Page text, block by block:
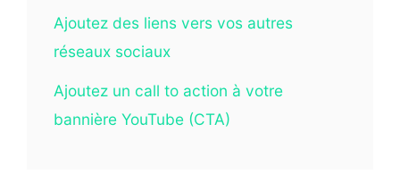
Ajoutez des liens vers vos autres
réseaux sociaux
Ajoutez un call to action à votre
bannière YouTube (CTA)